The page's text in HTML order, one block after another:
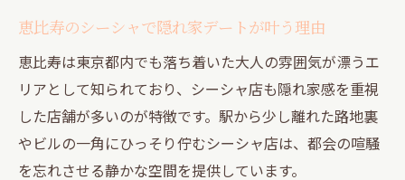
おしゃれなシーシャ空間でデートが盛り上
雰囲気重視のシーシャ店選びで失敗しない
方法
恵比寿のシーシャで隠れ家デートが叶う理由
恵比寿は東京都内でも落ち着いた大人の雰囲気が漂うエ
リアとして知られており、シーシャ店も隠れ家感を重視
した店舗が多いのが特徴です。駅から少し離れた路地裏
やビルの一角にひっそり佇むシーシャ店は、都会の喧騒
を忘れさせる静かな空間を提供しています。